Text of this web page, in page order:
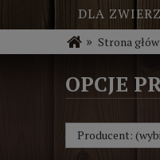
DLA
BLOG
» Strona
OPCJE
Producent: